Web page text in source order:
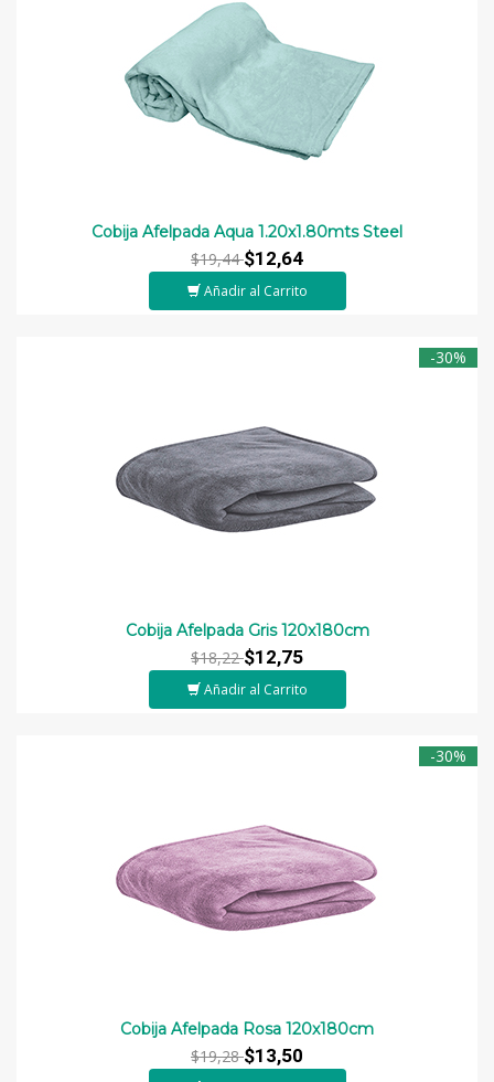
Cobija Afelpada Aqua 1.20x1.80mts Steel
$19,44$12,64
Añadir al Carrito
-30%
Cobija Afelpada Gris 120x180cm
$18,22$12,75
Añadir al Carrito
-30%
Cobija Afelpada Rosa 120x180cm
$19,28$13,50